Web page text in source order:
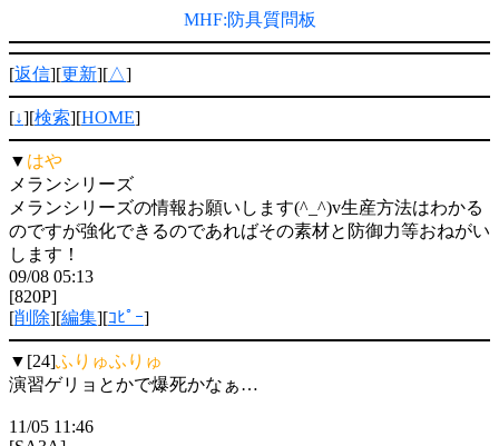
MHF:防具質問板
[返信][更新][△]
[↓][検索][HOME]
▼ はや
メランシリーズ
メランシリーズの情報お願いします(^_^)v生産方法はわかる
のですが強化できるのであればその素材と防御力等おねがい
します！
09/08 05:13
[820P]
[削除][編集][ｺﾋﾟｰ]
▼[24]ふりゅふりゅ
演習ゲリョとかで爆死かなぁ…
11/05 11:46